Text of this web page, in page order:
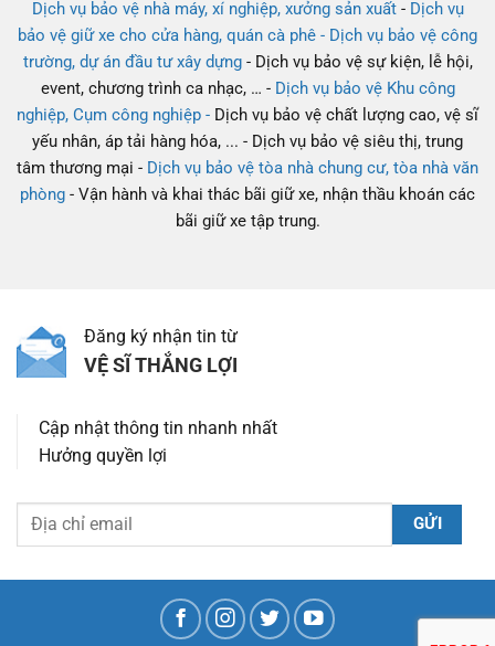
Dịch vụ bảo vệ nhà máy, xí nghiệp, xưởng sản xuất- Dịch vụ
bảo vệ giữ xe cho cửa hàng, quán cà phê - Dịch vụ bảo vệ công
trường, dự án đầu tư xây dựng- Dịch vụ bảo vệ sự kiện, lễ hội,
event, chương trình ca nhạc, … - Dịch vụ bảo vệ Khu công
nghiệp, Cụm công nghiệp - Dịch vụ bảo vệ chất lượng cao, vệ sĩ
yếu nhân, áp tải hàng hóa, ... - Dịch vụ bảo vệ siêu thị, trung
tâm thương mại - Dịch vụ bảo vệ tòa nhà chung cư, tòa nhà văn
phòng - Vận hành và khai thác bãi giữ xe, nhận thầu khoán các
bãi giữ xe tập trung.
Đăng ký nhận tin từ
VỆ SĨ THẮNG LỢI
Cập nhật thông tin nhanh nhất
Hưởng quyền lợi